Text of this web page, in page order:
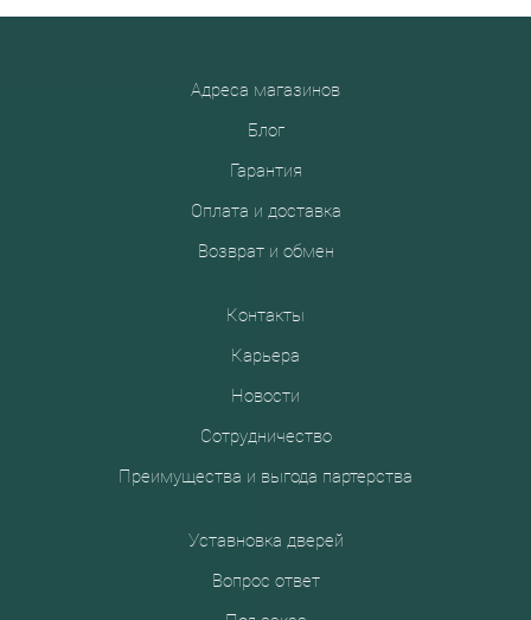
Адреса магазинов
Блог
Гарантия
Оплата и доставка
Возврат и обмен
Контакты
Карьера
Новости
Сотрудничество
Преимущества и выгода партерства
Уставновка дверей
Вопрос ответ